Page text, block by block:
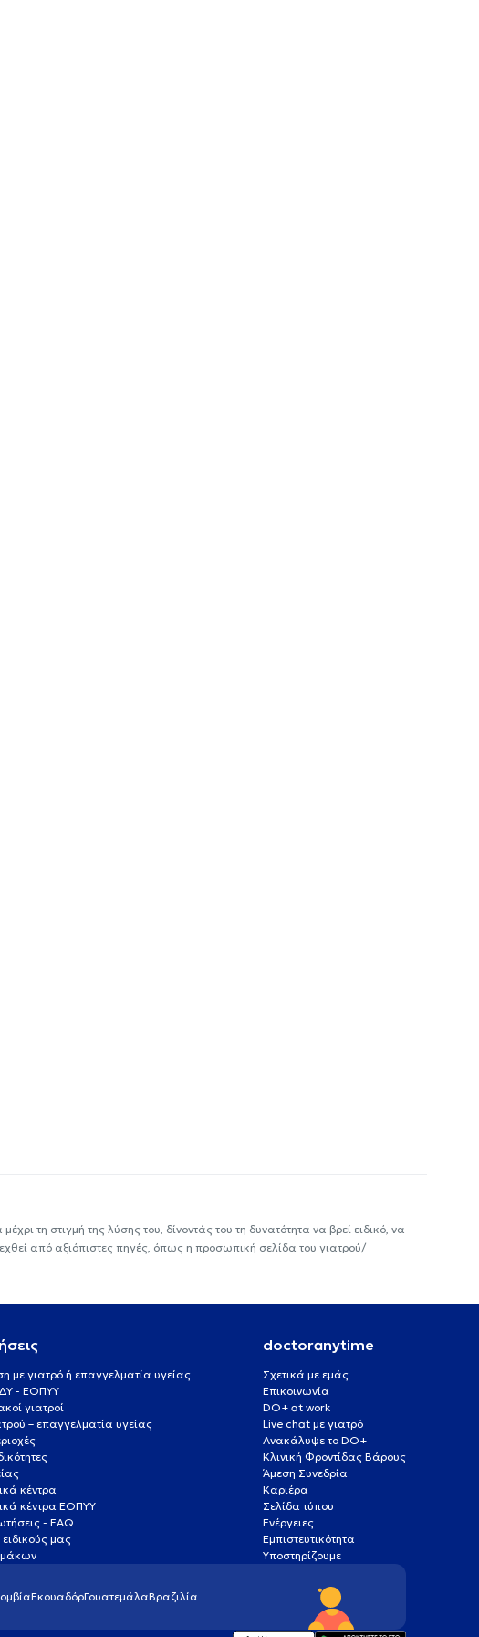
τη στιγμή της λύσης του, δίνοντάς του τη δυνατότητα να βρεί ειδικό, να
από αξιόπιστες πηγές, όπως η προσωπική σελίδα του γιατρού/
με γιατρό ή επαγγελματία υγείας
- ΕΟΠΥΥ
γιατροί
– επαγγελματία υγείας
κέντρα
κέντρα ΕΟΠΥΥ
- FAQ
μας
doctoranytime
Σχετικά με εμάς
Επικοινωνία
DO+ at work
Live chat με γιατρό
Ανακάλυψε το DO+
Κλινική Φροντίδας Βάρους
Άμεση Συνεδρία
Καριέρα
Σελίδα τύπου
Ενέργειες
Εμπιστευτικότητα
Υποστηρίζουμε
ΕκουαδόρΓουατεμάλαΒραζιλία